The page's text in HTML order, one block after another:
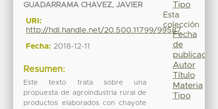
GUADARRAMA CHAVEZ, JAVIER
URI:
http://hdl.handle.net/20.500.11799/99587
Fecha: 2018-12-11
Resumen:
Este texto trata sobre una
propuesta de agroindustria rural de
productos elaborados con chayote
Tipo
Esta
colección
Fecha
de
publicación
Autor
Título
Materia
Tipo